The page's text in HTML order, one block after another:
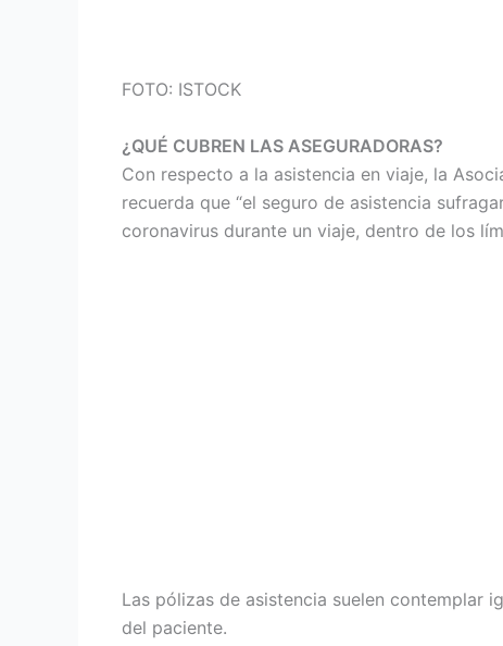
FOTO: ISTOCK
¿QUÉ CUBREN LAS ASEGURADORAS?
Con respecto a la asistencia en viaje, la
recuerda que “el seguro de asistencia
coronavirus durante un viaje, dentro de los
Las pólizas de asistencia suelen contemplar
del paciente.